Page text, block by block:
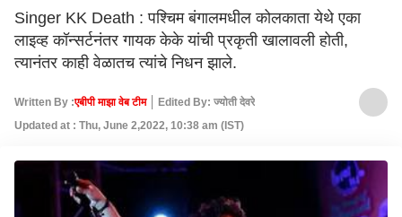
Singer KK Death : पश्चिम बंगालमधील कोलकाता येथे एका
लाइव्ह कॉन्सर्टनंतर गायक केके यांची प्रकृती खालावली होती,
त्यानंतर काही वेळातच त्यांचे निधन झाले.
Written By :एबीपी माझा वेब टीम
Edited By: ज्योती देवरे
Updated at : Thu, June 2,2022, 10:38 am (IST)